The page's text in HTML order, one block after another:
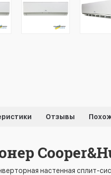
Отзывы
настенная сплит-